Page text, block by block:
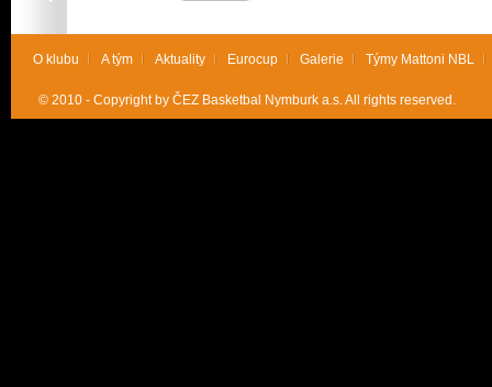
O klubu A tým Aktuality Eurocup Galerie Týmy Mattoni NBL
© 2010 - Copyright by ČEZ Basketbal Nymburk a.s. All rights reserved.